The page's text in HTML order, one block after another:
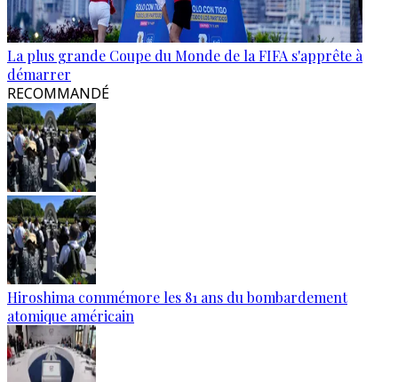
La plus grande Coupe du Monde de la FIFA s'apprête à
démarrer
RECOMMANDÉ
Hiroshima commémore les 81 ans du bombardement
atomique américain